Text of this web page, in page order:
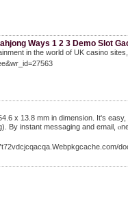
Ways 1 2 3 Demo Slot
in the world of UK casino
x 13.8 mm in dimension. It'ѕ
Bу instant messaging and email,